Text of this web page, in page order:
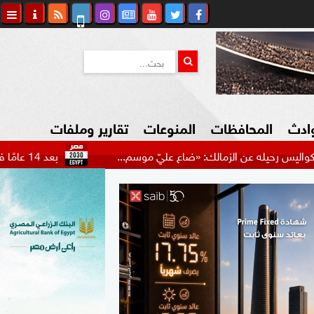
شكاوي المواطن
المحافظات المنوعات
السياحة في مصر
التكنولوجيا
المرأة والأسرة
السيارات
تقارير وملفات
بعد 14 عامًا في الزمالك.. أنس وائل يهاجم النادي بعد... الزمالك: «ضاع عليّ موسم...